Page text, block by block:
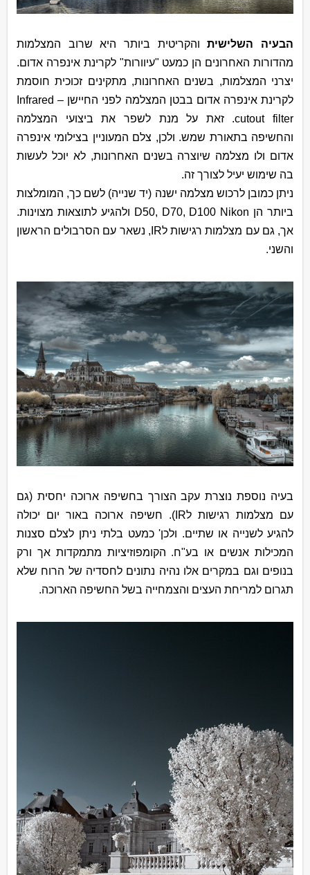
הבעיה השלישיתוהקריטית ביותר היא שרוב המצלמות
מהדורות האחרונים הן כמעט "עיוורות" לקרינת אינפרה אדום.
יצרני המצלמות, בשנים האחרונות, מתקינים זכוכית חוסמת
לקרינת אינפרה אדום בבטן המצלמה לפני החיישן – Infrared
cutout filter. זאת על מנת לשפר את ביצועי המצלמה
והחשיפה בתאורת שמש. ולכן, צלם המעוניין בצילומי אינפרה
אדום ולו מצלמה שיוצרה בשנים האחרונות, לא יוכל לעשות
בה שימוש יעיל לצורך זה.
ניתן כמובן לרכוש מצלמה ישנה (יד שנייה) לשם כך, המומלצות
ביותר הן Nikon
D50, D70, D100 ולהגיע לתוצאות מצוינות.
אך, גם עם מצלמות רגישות לIR , נשאר עם הסרבולים הראשון
והשני.
בעיה נוספת נוצרת עקב הצורך בחשיפה ארוכה יחסית (גם
עם מצלמות רגישות לIR). חשיפה ארוכה באור יום יכולה
להגיע לשנייה או שתיים. ולכן' כמעט בלתי ניתן לצלם סצנות
המכילות אנשים או בע"ח. הקומפוזיציות מתמקדות אך ורק
בנופים וגם במקרים אלו נהיה נתונים לחסדיה של הרוח שלא
תגרום למריחת העצים והצמחייה בשל החשיפה הארוכה.